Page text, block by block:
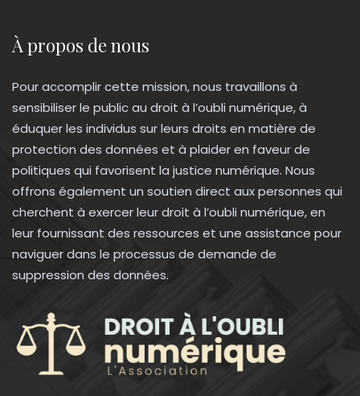
À propos de nous
Pour accomplir cette mission, nous travaillons à
sensibiliser le public au droit à l’oubli numérique, à
éduquer les individus sur leurs droits en matière de
protection des données et à plaider en faveur de
politiques qui favorisent la justice numérique. Nous
offrons également un soutien direct aux personnes qui
cherchent à exercer leur droit à l’oubli numérique, en
leur fournissant des ressources et une assistance pour
naviguer dans le processus de demande de
suppression des données.